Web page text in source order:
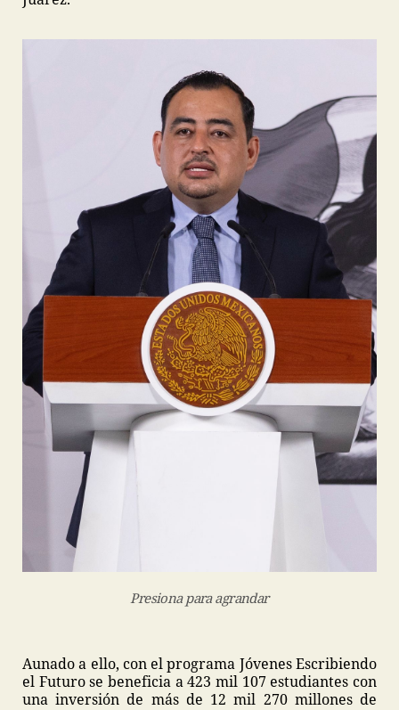
Presiona para agrandar
Aunado a ello, con el programa Jóvenes Escribiendo
el Futuro se beneficia a 423 mil 107 estudiantes con
una inversión de más de 12 mil 270 millones de